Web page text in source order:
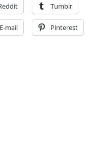
Tumblr
E-mail Pinterest